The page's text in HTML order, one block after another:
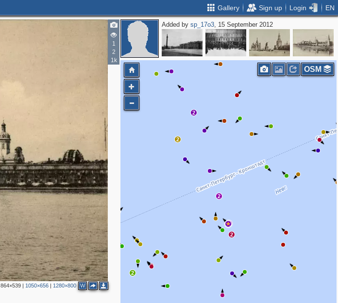
Gallery Sign up Login EN
1
2
1k
864×539| 1050×656| 1280×800 W
Added bysp_17o3, 15 September 2012
2
2
8
2
2
2
OSM